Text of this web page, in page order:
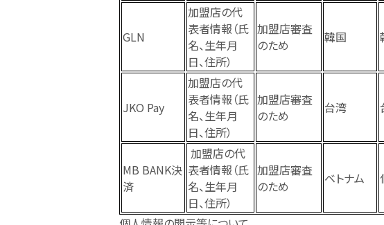
GLN
加盟店の代
表者情報（氏
名、生年月
日、住所）
加盟店審査
のため
韓国
JKO Pay
加盟店の代
表者情報（氏
名、生年月
日、住所）
加盟店審査
のため
台湾
MB BANK決
済
加盟店の代
表者情報（氏
名、生年月
日、住所）
加盟店審査
のため
ベトナム